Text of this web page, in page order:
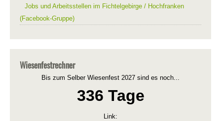
Jobs und Arbeitsstellen im Fichtelgebirge / Hochfranken
(Facebook-Gruppe)
Wiesenfestrechner
Bis zum Selber Wiesenfest 2027 sind es noch...
336 Tage
Link: